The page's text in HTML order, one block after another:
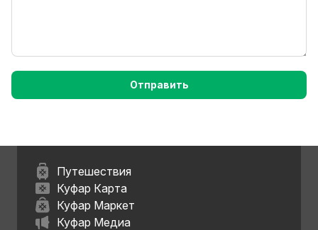
Отправить
Путешествия
Куфар Карта
Куфар Маркет
Куфар Медиа